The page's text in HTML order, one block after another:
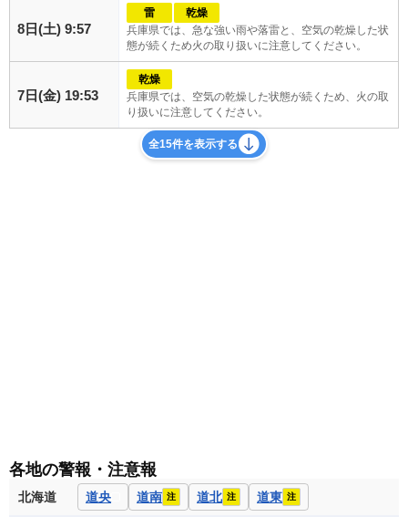
8日(土) 9:57
雷
乾燥
兵庫県では、急な強い雨や落雷と、空気の乾燥した状
態が続くため火の取り扱いに注意してください。
7日(金) 19:53
乾燥
兵庫県では、空気の乾燥した状態が続くため、火の取
り扱いに注意してください。
全15件を表示する
各地の警報・注意報
北海道 道央 道南 注 道北 注 道東 注